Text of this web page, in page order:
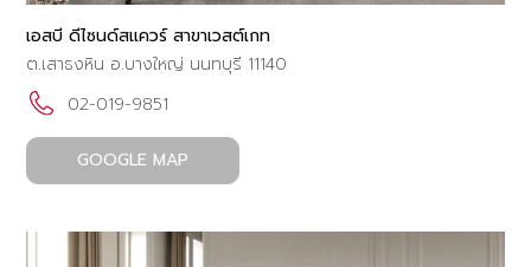
เอสบี ดีไซนด์สแควร์ สาขาเวสต์เกท
ต.เสาธงหิน อ.บางใหญ่ นนทบุรี 11140
02-019-9851
GOOGLE MAP